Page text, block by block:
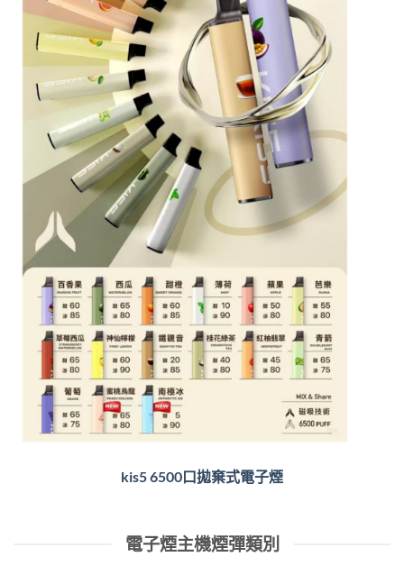
kis5 6500口拋棄式電子煙
電子煙主機煙彈類別